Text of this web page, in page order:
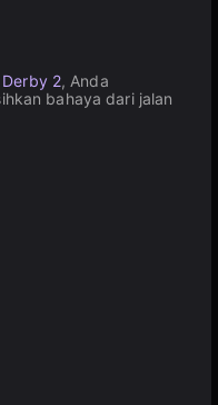
2, Anda
bahaya dari jalan